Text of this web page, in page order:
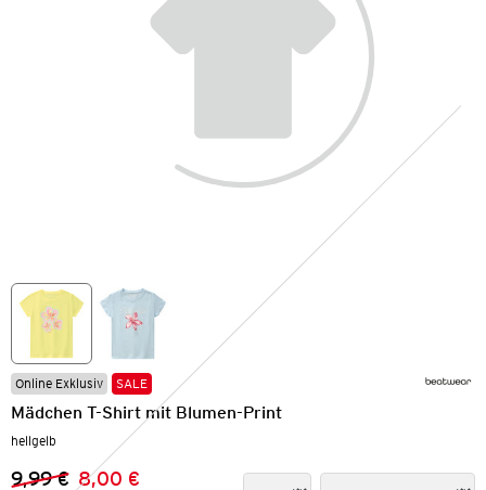
Online Exklusiv SALE
Mädchen T-Shirt mit Blumen-Print
hellgelb
9,99 € 8,00 €